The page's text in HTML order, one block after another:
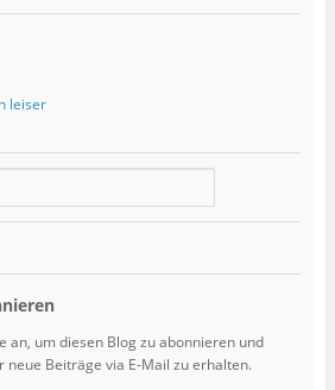
leiser
an, um diesen Blog zu abonnieren und
neue Beiträge via E-Mail zu erhalten.